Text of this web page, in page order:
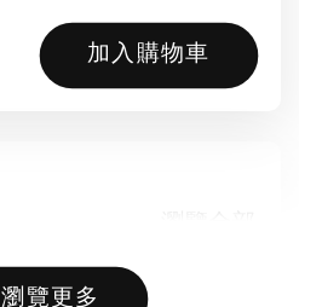
加入購物車
瀏覽更多